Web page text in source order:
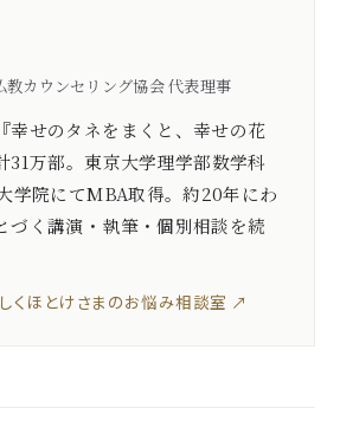
教カウンセリング協会 代表理事
幸せのタネをまくと、幸せの花
31万部。東京大学理学部数学科
学院にてMBA取得。約20年にわ
づく講演・執筆・個別相談を続
く ほとけさまのお悩み相談室 ↗